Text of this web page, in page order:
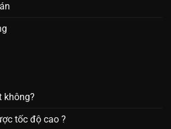
không?
tốc độ cao ?